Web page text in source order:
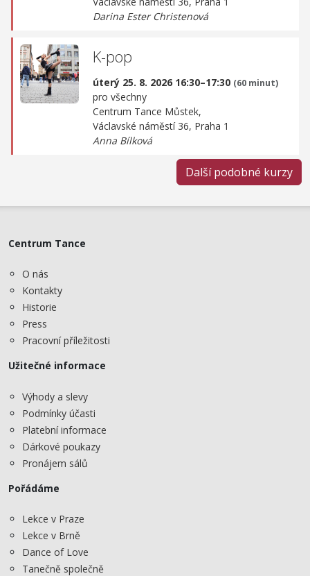
Darina Ester Christenová
K-pop
úterý 25. 8. 2026 16:30–17:30 (60 minut)
pro všechny
Centrum Tance Můstek,
Václavské náměstí 36, Praha 1
Anna Bílková
Další podobné kurzy
Centrum Tance
O nás
Kontakty
Historie
Press
Pracovní příležitosti
Užitečné informace
Výhody a slevy
Podmínky účasti
Platební informace
Dárkové poukazy
Pronájem sálů
Pořádáme
Lekce v Praze
Lekce v Brně
Dance of Love
Tanečně společně